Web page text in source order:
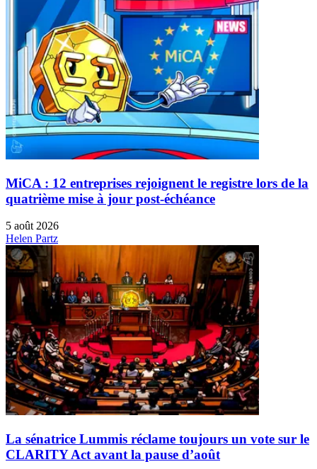
MiCA : 12 entreprises rejoignent le registre lors de la
quatrième mise à jour post-échéance
5 août 2026
Helen Partz
La sénatrice Lummis réclame toujours un vote sur le
CLARITY Act avant la pause d’août